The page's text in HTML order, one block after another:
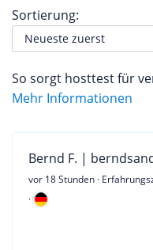
Sortierung:
So sorgt hosttest für
Mehr Informationen
Bernd F. |
vor 18 Stunden ·
·